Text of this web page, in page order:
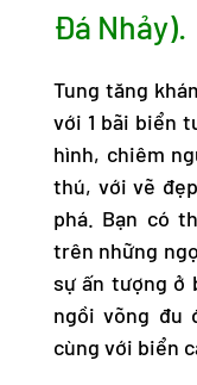
Đá Nhảy).
Tung tăng
với 1 bãi biển
hình, chiêm
thú, với vẽ
phá. Bạn có
trên những
sự ấn tượng ở
ngồi võng đu
cùng với biển